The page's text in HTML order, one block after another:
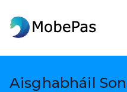
ábhar
Aisghabháil